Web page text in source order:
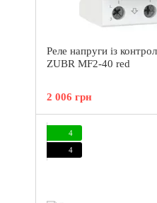
Реле напруги із
ZUBR MF2-40 red
2 006 грн
4
4